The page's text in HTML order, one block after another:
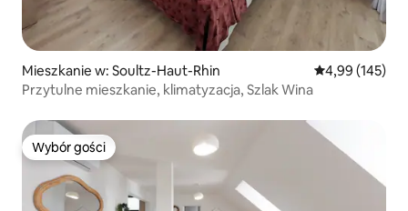
Mieszkanie w: Soultz-Haut-Rhin Średnia
4,99 (145)
Przytulne mieszkanie, klimatyzacja, Szlak Wina
Wybór gości
Wybór gości